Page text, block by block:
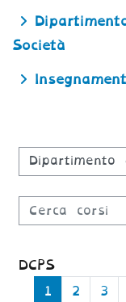
Società
Categorie di
Cerca corsi
DCPS
1 Pagina 1
2 3